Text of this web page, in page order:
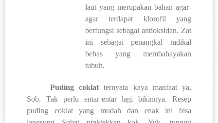
laut yang merupakan bahan agar-
agar terdapat klorofil yang
berfungsi sebagai antioksidan. Zat
ini sebagai penangkal radikal
bebas yang membahayakan
tubuh.
Puding coklat ternyata kaya manfaat ya,
Sob. Tak perlu entar-entar lagi bikinnya. Resep
puding coklat yang mudah dan enak ini bisa